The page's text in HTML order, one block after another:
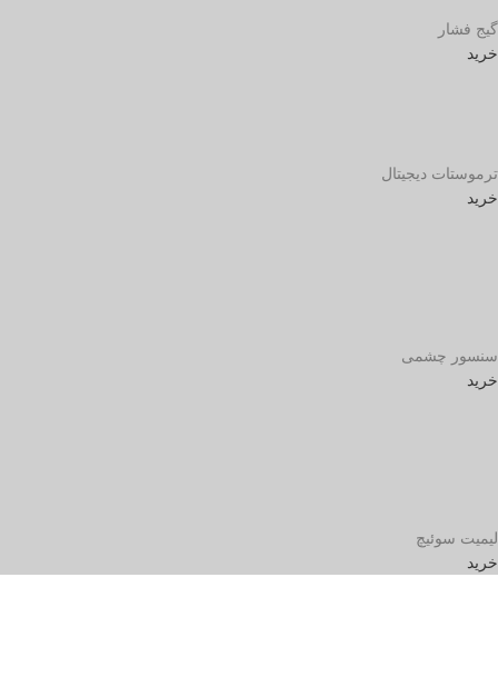
گیج فشار
خرید
ترموستات دیجیتال
خرید
سنسور چشمی
خرید
لیمیت سوئیچ
خرید